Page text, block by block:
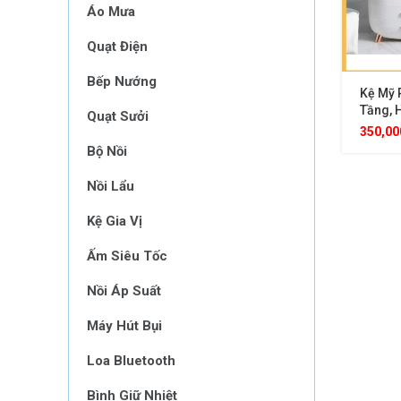
Áo Mưa
Quạt Điện
Bếp Nướng
Quạt Sưởi
Bộ Nồi
Nồi Lẩu
Kệ Gia Vị
Ấm Siêu Tốc
Nồi Áp Suất
Máy Hút Bụi
Loa Bluetooth
Bình Giữ Nhiệt
Kệ Mỹ
Tầng,
Chống